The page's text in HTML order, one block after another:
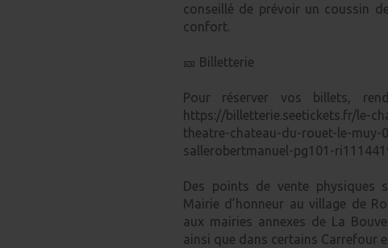
conseillé de prévoir un coussin
confort.
🎫 Billetterie
Pour réserver vos billets,
https://billetterie.seetickets.fr/le-
theatre-chateau-du-rouet-le-muy-
sallerobertmanuel-pg101-
Des points de vente physiques
Mairie d’honneur au village de
aux mairies annexes de La
ainsi que dans certains Carrefour